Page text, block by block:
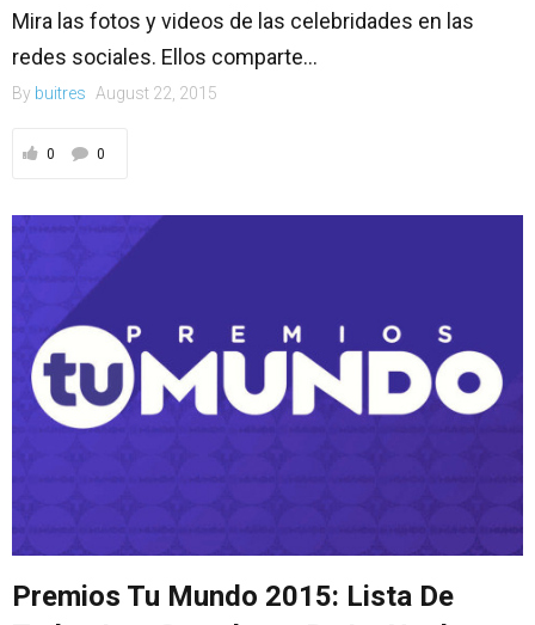
Mira las fotos y videos de las celebridades en las
redes sociales. Ellos comparte...
By buitres August 22, 2015
0 0
Premios Tu Mundo 2015: Lista De